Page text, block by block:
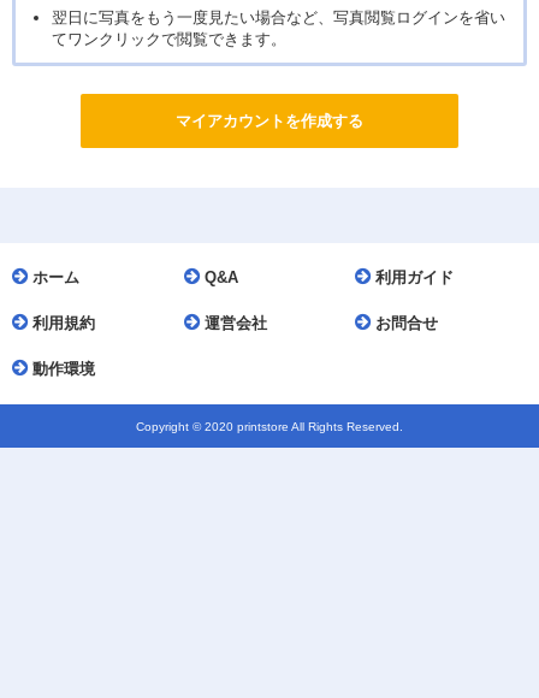
翌日に写真をもう一度見たい場合など、写真閲覧ログインを省い
てワンクリックで閲覧できます。
ホーム Q&A 利用ガイド
利用規約 運営会社 お問合せ
動作環境
Copyright © 2020 printstore All Rights Reserved.